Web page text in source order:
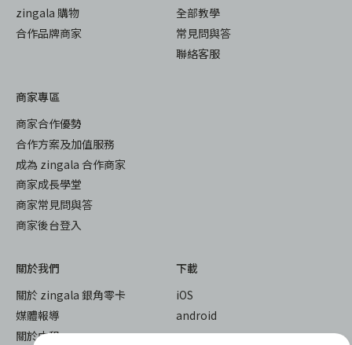
zingala 購物
合作品牌商家
全部教學
常見問與答
聯絡客服
商家專區
商家合作優勢
合作方案及加值服務
成為 zingala 合作商家
商家成長學堂
商家常見問與答
商家後台登入
關於我們
關於 zingala 銀角零卡
媒體報導
關於中租
下載
iOS
android